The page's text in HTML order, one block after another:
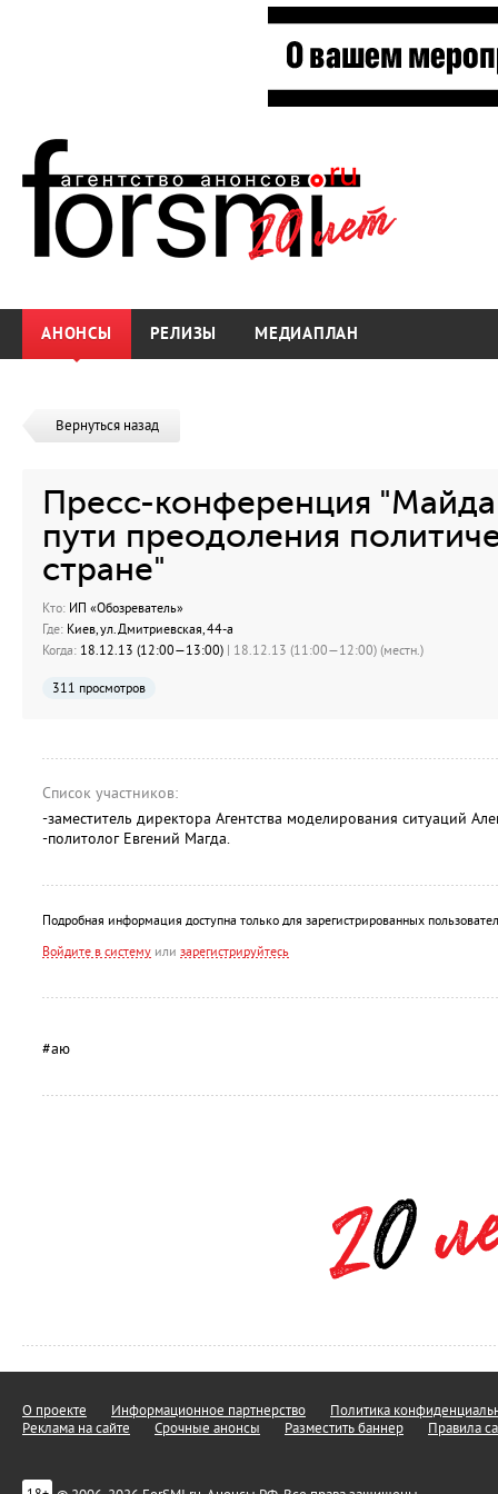
АНОНСЫ РЕЛИЗЫ МЕДИАПЛАН
Вернуться назад
Пресс-конференция
пути преодоления
стране"
Кто: ИП «Обозреватель»
Где: Киев, ул.Дмитриевская, 44-а
Когда: 18.12.13 (12:00—13:00) | 18.12.13 (11:00—12:00) (местн.)
311 просмотров
Список участников:
-заместитель директора Агентства моделирования ситуаций
-политолог Евгений Магда.
Подробная информация доступна только для зарегистрированных
Войдите в систему или зарегистрируйтесь
#аю
О проекте Информационное партнерство
Политика
Реклама на сайте
Срочные анонсы Разместить баннер Правила